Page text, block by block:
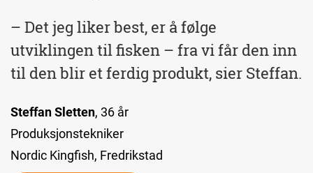
– Det jeg liker best, er å følge
utviklingen til fisken – fra vi får den inn
til den blir et ferdig produkt, sier Steffan.
Steffan Sletten, 36 år
Produksjonstekniker
Nordic Kingfish, Fredrikstad